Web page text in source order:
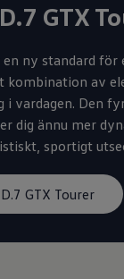
GTX
en ny standard
kombination av
i vardagen. Den
dig ännu mer
sportigt
GTX Tourer